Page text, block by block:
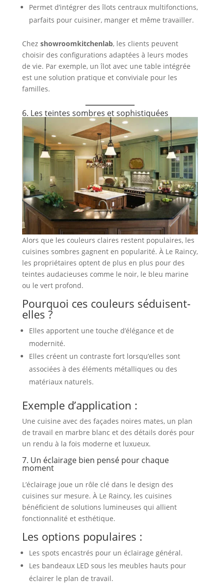
Permet d’intégrer des îlots centraux multifonctions,
parfaits pour cuisiner, manger et même travailler.
Chez showroomkitchenlab, les clients peuvent
choisir des configurations adaptées à leurs modes
de vie. Par exemple, un îlot avec une table intégrée
est une solution pratique et conviviale pour les
familles.
6. Les teintes sombres et sophistiquées
Alors que les couleurs claires restent populaires, les
cuisines sombres gagnent en popularité. À Le Raincy,
les propriétaires optent de plus en plus pour des
teintes audacieuses comme le noir, le bleu marine
ou le vert profond.
Pourquoi ces couleurs séduisent-
elles ?
Elles apportent une touche d’élégance et de
modernité.
Elles créent un contraste fort lorsqu’elles sont
associées à des éléments métalliques ou des
matériaux naturels.
Exemple d’application :
Une cuisine avec des façades noires mates, un plan
de travail en marbre blanc et des détails dorés pour
un rendu à la fois moderne et luxueux.
7. Un éclairage bien pensé pour chaque
moment
L’éclairage joue un rôle clé dans le design des
cuisines sur mesure. À Le Raincy, les cuisines
bénéficient de solutions lumineuses qui allient
fonctionnalité et esthétique.
Les options populaires :
Les spots encastrés pour un éclairage général.
Les bandeaux LED sous les meubles hauts pour
éclairer le plan de travail.